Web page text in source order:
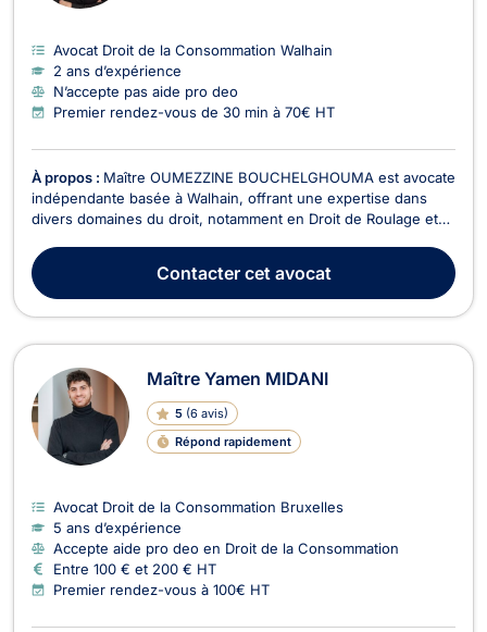
Avocat Droit de la Consommation Walhain
2 ans d’expérience
N’accepte pas aide pro deo
Premier rendez-vous de 30 min à 70€ HT
À propos : Maître OUMEZZINE BOUCHELGHOUMA est avocate
indépendante basée à Walhain, offrant une expertise dans
divers domaines du droit, notamment en Droit de Roulage et
Recouvrement de créance - Saisie - Procédure d’exécution,
Contentieux Fiscal et Droit des Assurances. En Droit de R...
Contactercet avocat
Maître Yamen MIDANI
5 (6 avis)
Répond rapidement
Avocat Droit de la Consommation Bruxelles
5 ans d’expérience
Accepte aide pro deo en Droit de la Consommation
Entre 100 € et 200 € HT
Premier rendez-vous à 100€ HT